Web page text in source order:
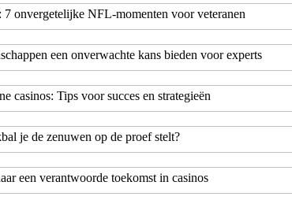
7 onvergetelijke NFL-momenten voor veteranen
een onverwachte kans bieden voor experts
casinos: Tips voor succes en strategieën
je de zenuwen op de proef stelt?
een verantwoorde toekomst in casinos